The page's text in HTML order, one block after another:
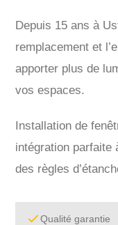
Depuis 15 ans à
remplacement et
apporter plus de
vos espaces.
Installation de
intégration parfaite
des règles
Qualité garantie